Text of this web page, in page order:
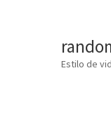
Estilo de